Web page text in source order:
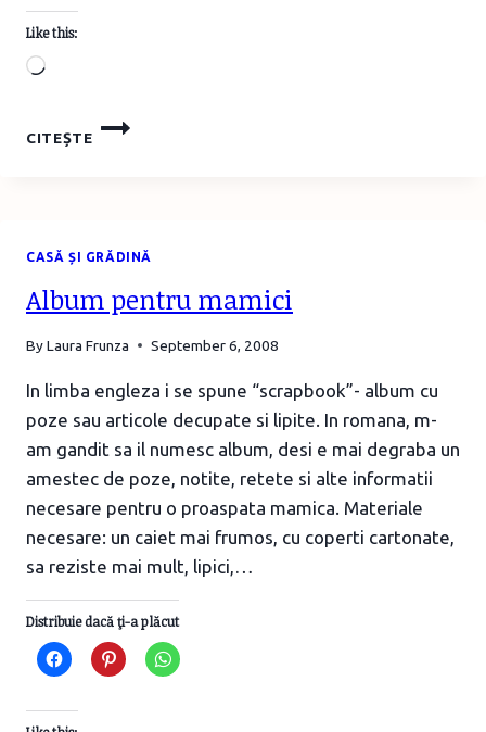
Like this:
Loading…
CITEȘTE
CUM
SE
CASĂ ȘI GRĂDINĂ
Album pentru mamici
ByLaura Frunza September 6, 2008
In limba engleza i se spune “scrapbook”- album cu
poze sau articole decupate si lipite. In romana, m-
am gandit sa il numesc album, desi e mai degraba un
amestec de poze, notite, retete si alte informatii
necesare pentru o proaspata mamica. Materiale
necesare: un caiet mai frumos, cu coperti cartonate,
sa reziste mai mult, lipici,…
Distribuie dacă ţi-a plăcut